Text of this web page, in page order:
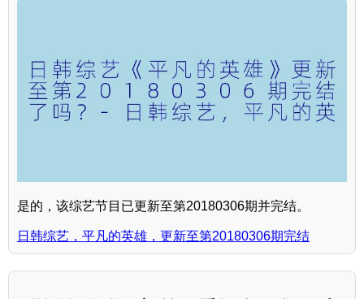
是的，该综艺节目已更新至第20180306期并完结。
日韩综艺，平凡的英雄，更新至第20180306期完结